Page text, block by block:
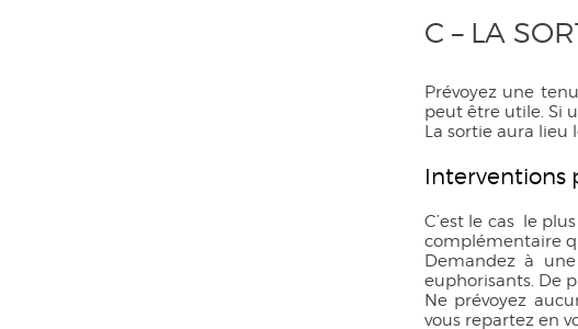
C – LA
Prévoyez une
peut être utile. Si
La sortie aura lieu
Interventions
C’est le cas le
complémentaire
Demandez à une
euphorisants. De
Ne prévoyez
vous repartez en